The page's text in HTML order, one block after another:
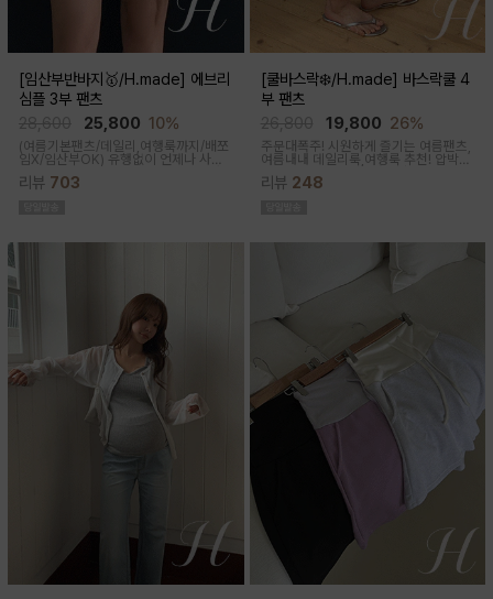
[임산부반바지🥇/H.made] 에브리
심플 3부 팬츠
25,800 10%
(여름기본팬츠/데일리,여행룩까지/배쪼
임X/임산부OK) 유행없이 언제나 사랑
받는 BASIC! 심플하고 베이직한 디자
인이라유행 걱정 없이 매 시즌마다꺼내
리뷰 703
[쿨바스락❄️/H.made] 바스락쿨 4
부 팬츠
19,800 26%
주문대폭주! 시원하게 즐기는 여름팬츠,
여름내내 데일리룩,여행룩 추천! 압박없
이 편안한 임부복대, 캐쥬얼한 무드의 편
안한 팬츠에요!바스락거리는 매끈한 원
리뷰 248